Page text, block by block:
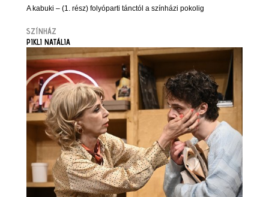
A kabuki – (1. rész) folyóparti tánctól a színházi pokolig
SZÍNHÁZ
PIKLI NATÁLIA